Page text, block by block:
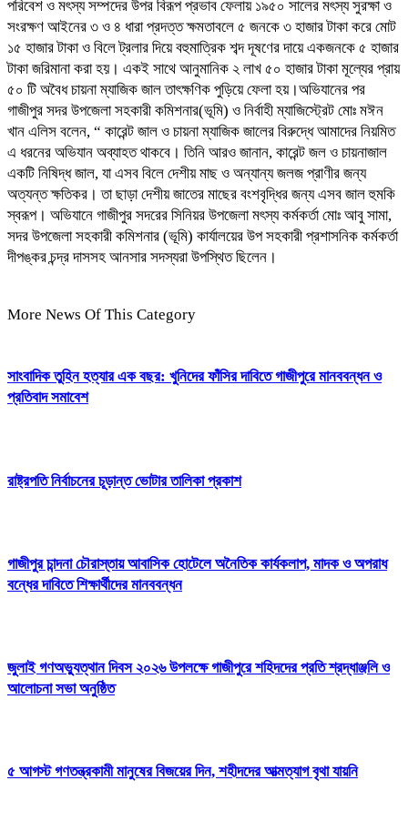
পরিবেশ ও মৎস্য সম্পদের উপর বিরূপ প্রভাব ফেলায় ১৯৫০ সালের মৎস্য সুরক্ষা ও
সংরক্ষণ আইনের ৩ ও ৪ ধারা প্রদত্ত ক্ষমতাবলে ৫ জনকে ৩ হাজার টাকা করে মোট
১৫ হাজার টাকা ও বিলে ট্রলার দিয়ে বহুমাত্রিক শব্দ দূষণের দায়ে একজনকে ৫ হাজার
টাকা জরিমানা করা হয়। একই সাথে আনুমানিক ২ লাখ ৫০ হাজার টাকা মূল্যের প্রায়
৫০ টি অবৈধ চায়না ম্যাজিক জাল তাৎক্ষণিক পুড়িয়ে ফেলা হয়।অভিযানের পর
গাজীপুর সদর উপজেলা সহকারী কমিশনার(ভূমি) ও নির্বাহী ম্যাজিস্ট্রেট মোঃ মঈন
খান এলিস বলেন, “ কারেন্ট জাল ও চায়না ম্যাজিক জালের বিরুদ্ধে আমাদের নিয়মিত
এ ধরনের অভিযান অব্যাহত থাকবে। তিনি আরও জানান, কারেন্ট জল ও চায়নাজাল
একটি নিষিদ্ধ জাল, যা এসব বিলে দেশীয় মাছ ও অন্যান্য জলজ প্রাণীর জন্য
অত্যন্ত ক্ষতিকর। তা ছাড়া দেশীয় জাতের মাছের বংশবৃদ্ধির জন্য এসব জাল হুমকি
স্বরূপ। অভিযানে গাজীপুর সদরের সিনিয়র উপজেলা মৎস্য কর্মকর্তা মোঃ আবু সামা,
সদর উপজেলা সহকারী কমিশনার (ভূমি) কার্যালয়ের উপ সহকারী প্রশাসনিক কর্মকর্তা
দীপঙ্কর চন্দ্র দাসসহ আনসার সদস্যরা উপস্থিত ছিলেন।
More News Of This Category
সাংবাদিক তুহিন হত্যার এক বছর: খুনিদের ফাঁসির দাবিতে গাজীপুরে মানববন্ধন ও
প্রতিবাদ সমাবেশ
রাষ্ট্রপতি নির্বাচনের চূড়ান্ত ভোটার তালিকা প্রকাশ
গাজীপুর চান্দনা চৌরাস্তায় আবাসিক হোটেলে অনৈতিক কার্যকলাপ, মাদক ও অপরাধ
বন্ধের দাবিতে শিক্ষার্থীদের মানববন্ধন
জুলাই গণঅভ্যুত্থান দিবস ২০২৬ উপলক্ষে গাজীপুরে শহিদদের প্রতি শ্রদ্ধাঞ্জলি ও
আলোচনা সভা অনুষ্ঠিত
৫ আগস্ট গণতন্ত্রকামী মানুষের বিজয়ের দিন, শহীদদের আত্মত্যাগ বৃথা যায়নি